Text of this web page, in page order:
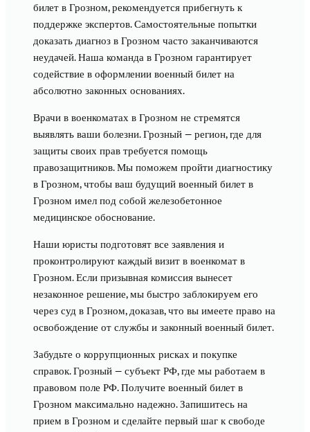
билет в Грозном, рекомендуется прибегнуть к
поддержке экспертов. Самостоятельные попытки
доказать диагноз в Грозном часто заканчиваются
неудачей. Наша команда в Грозном гарантирует
содействие в оформлении военный билет на
абсолютно законных основаниях.
Врачи в военкоматах в Грозном не стремятся
выявлять ваши болезни. Грозный — регион, где для
защиты своих прав требуется помощь
правозащитников. Мы поможем пройти диагностику
в Грозном, чтобы ваш будущий военный билет в
Грозном имел под собой железобетонное
медицинское обоснование.
Наши юристы подготовят все заявления и
проконтролируют каждый визит в военкомат в
Грозном. Если призывная комиссия вынесет
незаконное решение, мы быстро заблокируем его
через суд в Грозном, доказав, что вы имеете право на
освобождение от службы и законный военный билет.
Забудьте о коррупционных рисках и покупке
справок. Грозный — субъект РФ, где мы работаем в
правовом поле РФ. Получите военный билет в
Грозном максимально надежно. Запишитесь на
прием в Грозном и сделайте первый шаг к свободе